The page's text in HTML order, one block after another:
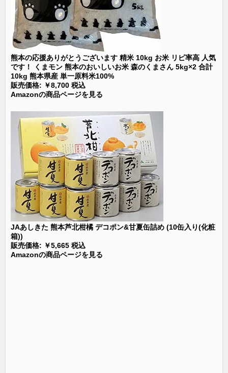
熊本の応援ありがとうございます 精米 10kg お米 リピ率高 人気
です！ くまモン 熊本のおいしいお米 森のくまさん 5kg×2 合計
10kg 熊本県産 単一原料米100%
販売価格: ￥8,700 税込
Amazonの商品ページを見る
JAあしきた 熊本芦北柑橘 デコポン&甘夏缶詰め (10缶入り(化粧
箱))
販売価格: ￥5,665 税込
Amazonの商品ページを見る